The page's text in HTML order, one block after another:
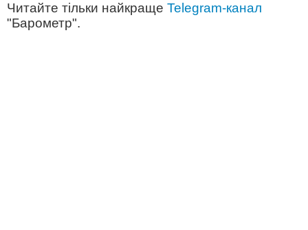
Читайте тільки найкраще Telegram-канал
"Барометр".